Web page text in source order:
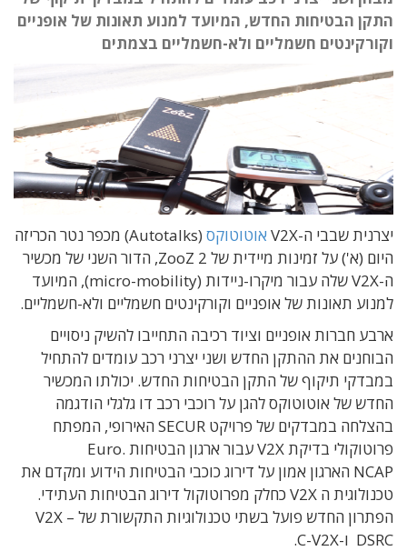
התקן הבטיחות החדש, המיועד למנוע תאונות של אופניים
וקורקינטים חשמליים ולא-חשמליים בצמתים
יצרנית שבבי ה-V2X אוטוטוקס
(Autotalks) מכפר נטר הכריזה
היום (א') על זמינות מיידית של ZooZ 2, הדור השני של מכשיר
ה-V2X שלה עבור מיקרו-ניידות (micro-mobility), המיועד
למנוע תאונות של אופניים וקורקינטים חשמליים ולא-חשמליים.
ארבע חברות אופניים וציוד רכיבה התחייבו להשיק ניסויים
הבוחנים את ההתקן החדש ושני יצרני רכב עומדים להתחיל
במבדקי תיקוף של התקן הבטיחות החדש. יכולתו המכשיר
החדש של אוטוטוקס להגן על רוכבי רכב דו גלגלי הודגמה
בהצלחה במבדקים של פרויקט SECUR האירופי, המפתח
פרוטוקולי בדיקת V2X עבור ארגון הבטיחות .Euro
NCAP הארגון אמון על דירוג כוכבי הבטיחות הידוע ומקדם את
טכנולוגית ה V2X כחלק מפרוטוקול דירוג הבטיחות העתידי.
הפתרון החדש פועל בשתי טכנולוגיות התקשורת של V2X –
DSRC ו-C-V2X.